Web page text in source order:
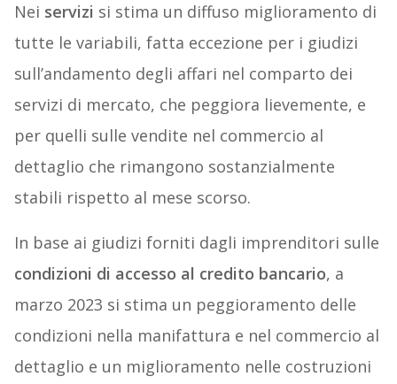
Nei servizi si stima un diffuso miglioramento di
tutte le variabili, fatta eccezione per i giudizi
sull’andamento degli affari nel comparto dei
servizi di mercato, che peggiora lievemente, e
per quelli sulle vendite nel commercio al
dettaglio che rimangono sostanzialmente
stabili rispetto al mese scorso.
In base ai giudizi forniti dagli imprenditori sulle
condizioni di accesso al credito bancario, a
marzo 2023 si stima un peggioramento delle
condizioni nella manifattura e nel commercio al
dettaglio e un miglioramento nelle costruzioni